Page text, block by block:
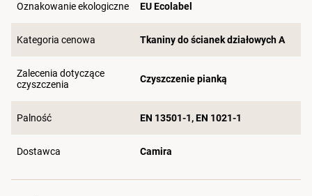
Oznakowanie ekologiczne EU Ecolabel
Kategoria cenowa Tkaniny do ścianek działowych A
Zalecenia dotyczące
czyszczenia
Czyszczenie pianką
Palność EN 13501-1, EN 1021-1
Dostawca Camira